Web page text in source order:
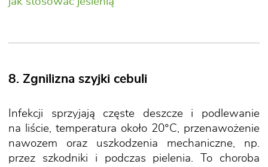
8. Zgnilizna szyjki cebuli
Infekcji sprzyjają częste deszcze i podlewanie
na liście, temperatura około 20°C, przenawożenie
nawozem oraz uszkodzenia mechaniczne, np.
przez szkodniki i podczas pielenia. To choroba